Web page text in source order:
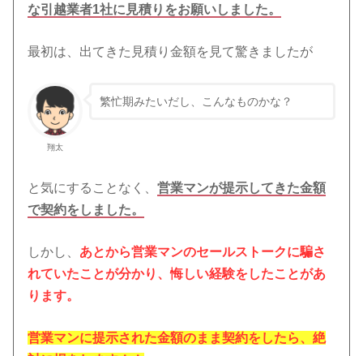
な引越業者1社に見積りをお願いしました。
最初は、出てきた見積り金額を見て驚きましたが
翔太
繁忙期みたいだし、こんなものかな？
と気にすることなく、営業マンが提示してきた金額
で契約をしました。
しかし、 あとから営業マンのセールストークに騙さ
れていたことが分かり、悔しい経験をしたことがあ
ります。
営業マンに提示された金額のまま契約をしたら、絶